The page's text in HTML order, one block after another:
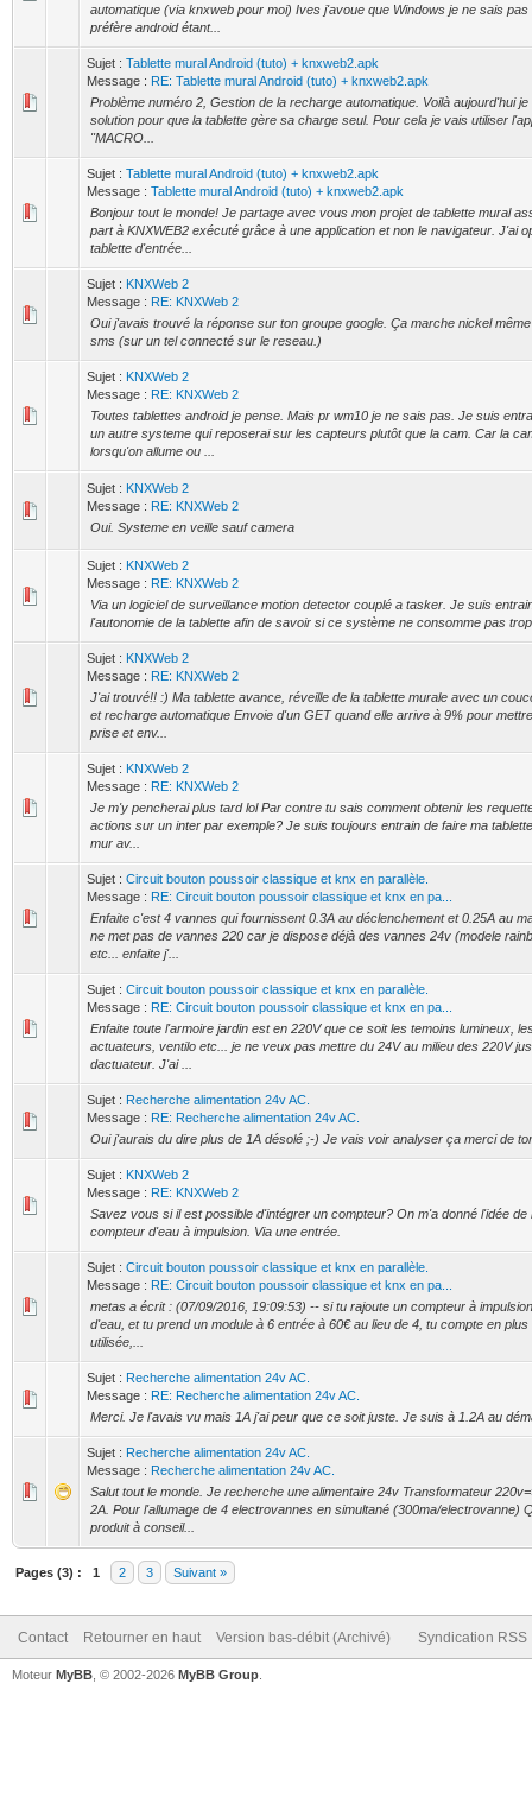
automatique (via knxweb pour moi) Ives j'avoue que Windows je ne sais pas
préfère android étant...
Sujet : Tablette mural Android (tuto) + knxweb2.apk
Message : RE: Tablette mural Android (tuto) + knxweb2.apk
Problème numéro 2, Gestion de la recharge automatique. Voilà aujourd'hui
solution pour que la tablette gère sa charge seul. Pour cela je vais utiliser
"MACRO...
Sujet : Tablette mural Android (tuto) + knxweb2.apk
Message : Tablette mural Android (tuto) + knxweb2.apk
Bonjour tout le monde! Je partage avec vous mon projet de tablette mural
part à KNXWEB2 exécuté grâce à une application et non le navigateur. J'ai
tablette d'entrée...
Sujet : KNXWeb 2
Message : RE: KNXWeb 2
Oui j'avais trouvé la réponse sur ton groupe google. Ça marche nickel
sms (sur un tel connecté sur le reseau.)
Sujet : KNXWeb 2
Message : RE: KNXWeb 2
Toutes tablettes android je pense. Mais pr wm10 je ne sais pas. Je suis
un autre systeme qui reposerai sur les capteurs plutôt que la cam. Car la
lorsqu'on allume ou ...
Sujet : KNXWeb 2
Message : RE: KNXWeb 2
Oui. Systeme en veille sauf camera
Sujet : KNXWeb 2
Message : RE: KNXWeb 2
Via un logiciel de surveillance motion detector couplé a tasker. Je suis
l'autonomie de la tablette afin de savoir si ce système ne consomme pas trop
Sujet : KNXWeb 2
Message : RE: KNXWeb 2
J'ai trouvé!! :) Ma tablette avance, réveille de la tablette murale avec un
et recharge automatique Envoie d'un GET quand elle arrive à 9% pour
prise et env...
Sujet : KNXWeb 2
Message : RE: KNXWeb 2
Je m'y pencherai plus tard lol Par contre tu sais comment obtenir les
actions sur un inter par exemple? Je suis toujours entrain de faire ma
mur av...
Sujet : Circuit bouton poussoir classique et knx en parallèle.
Message : RE: Circuit bouton poussoir classique et knx en pa...
Enfaite c'est 4 vannes qui fournissent 0.3A au déclenchement et 0.25A au
ne met pas de vannes 220 car je dispose déjà des vannes 24v (modele
etc... enfaite j'...
Sujet : Circuit bouton poussoir classique et knx en parallèle.
Message : RE: Circuit bouton poussoir classique et knx en pa...
Enfaite toute l'armoire jardin est en 220V que ce soit les temoins lumineux,
actuateurs, ventilo etc... je ne veux pas mettre du 24V au milieu des 220V
dactuateur. J'ai ...
Sujet : Recherche alimentation 24v AC.
Message : RE: Recherche alimentation 24v AC.
Oui j'aurais du dire plus de 1A désolé ;-) Je vais voir analyser ça merci de
Sujet : KNXWeb 2
Message : RE: KNXWeb 2
Savez vous si il est possible d'intégrer un compteur? On m'a donné l'idée de
compteur d'eau à impulsion. Via une entrée.
Sujet : Circuit bouton poussoir classique et knx en parallèle.
Message : RE: Circuit bouton poussoir classique et knx en pa...
metas a écrit : (07/09/2016, 19:09:53) -- si tu rajoute un compteur à
d'eau, et tu prend un module à 6 entrée à 60€ au lieu de 4, tu compte en plus
utilisée,...
Sujet : Recherche alimentation 24v AC.
Message : RE: Recherche alimentation 24v AC.
Merci. Je l'avais vu mais 1A j'ai peur que ce soit juste. Je suis à 1.2A au
Sujet : Recherche alimentation 24v AC.
Message : Recherche alimentation 24v AC.
Salut tout le monde. Je recherche une alimentaire 24v Transformateur
2A. Pour l'allumage de 4 electrovannes en simultané (300ma/electrovanne)
produit à conseil...
Pages (3) : 1 2 3 Suivant »
Contact Retourner en haut Version bas-débit (Archivé) Syndication RSS
Moteur MyBB , © 2002-2026 MyBB Group